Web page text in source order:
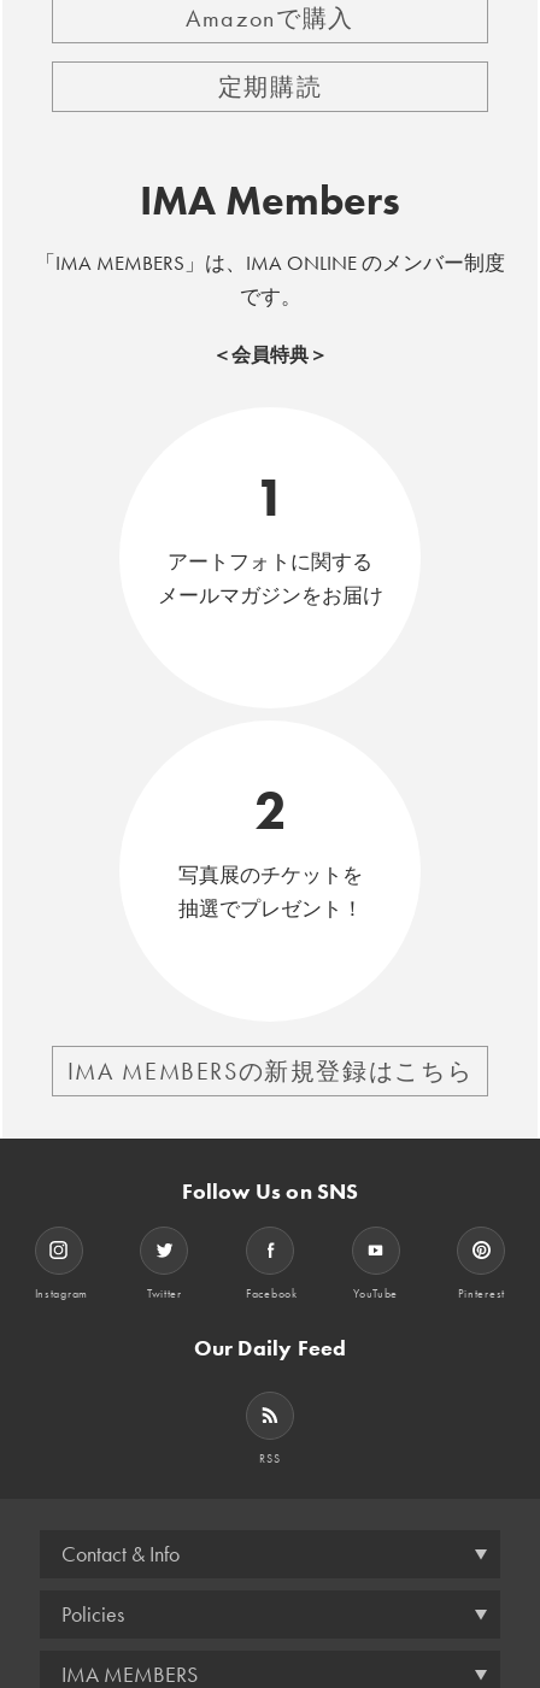
Amazonで購入
定期購読
IMA Members
「IMA MEMBERS」は、IMA ONLINE のメンバー制度
です。
＜会員特典＞
1
アートフォトに関する
メールマガジンをお届け
2
写真展のチケットを
抽選でプレゼント！
IMA MEMBERSの新規登録はこちら
Follow Us on SNS
Instagram Twitter Facebook YouTube Pinterest
Our Daily Feed
RSS
Contact & Info
Policies
IMA MEMBERS